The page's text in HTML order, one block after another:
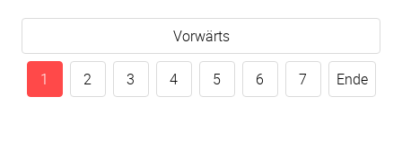
Vorwärts
1 2 3 4 5 6 7 Ende